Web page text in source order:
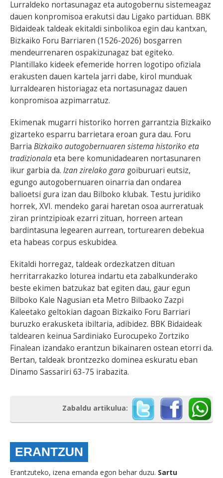
Lurraldeko nortasunagaz eta autogobernu sistemeagaz
dauen konpromisoa erakutsi dau Ligako partiduan. BBK
Bidaideak taldeak ekitaldi sinbolikoa egin dau kantxan,
Bizkaiko Foru Barriaren (1526-2026) bosgarren
mendeurrenaren ospakizunagaz bat egiteko.
Plantillako kideek efemeride horren logotipo ofiziala
erakusten dauen kartela jarri dabe, kirol munduak
lurraldearen historiagaz eta nortasunagaz dauen
konpromisoa azpimarratuz.
Ekimenak mugarri historiko horren garrantzia Bizkaiko
gizarteko esparru barrietara eroan gura dau. Foru
Barria Bizkaiko autogobernuaren sistema historiko eta
tradizionalaeta bere komunidadearen nortasunaren
ikur garbia da. Izan zirelako gara goiburuari eutsiz,
egungo autogobernuaren oinarria dan ondarea
balioetsi gura izan dau Bilboko klubak. Testu juridiko
horrek, XVI. mendeko garai haretan osoa aurreratuak
ziran printzipioak ezarri zituan, horreen artean
bardintasuna legearen aurrean, torturearen debekua
eta habeas corpus eskubidea.
Ekitaldi horregaz, taldeak ordezkatzen dituan
herritarrakazko loturea indartu eta zabalkunderako
beste ekimen batzukaz bat egiten dau, gaur egun
Bilboko Kale Nagusian eta Metro Bilbaoko Zazpi
Kaleetako geltokian dagoan Bizkaiko Foru Barriari
buruzko erakusketa ibiltaria, adibidez. BBK Bidaideak
taldearen keinua Sardiniako Eurocupeko Zortziko
Finalean izandako erantzun bikainaren ostean etorri da.
Bertan, taldeak brontzezko dominea eskuratu eban
Dinamo Sassariri 63-75 irabazita.
Zabaldu artikulua:
ERANTZUN
Erantzuteko, izena emanda egon behar duzu. Sartu